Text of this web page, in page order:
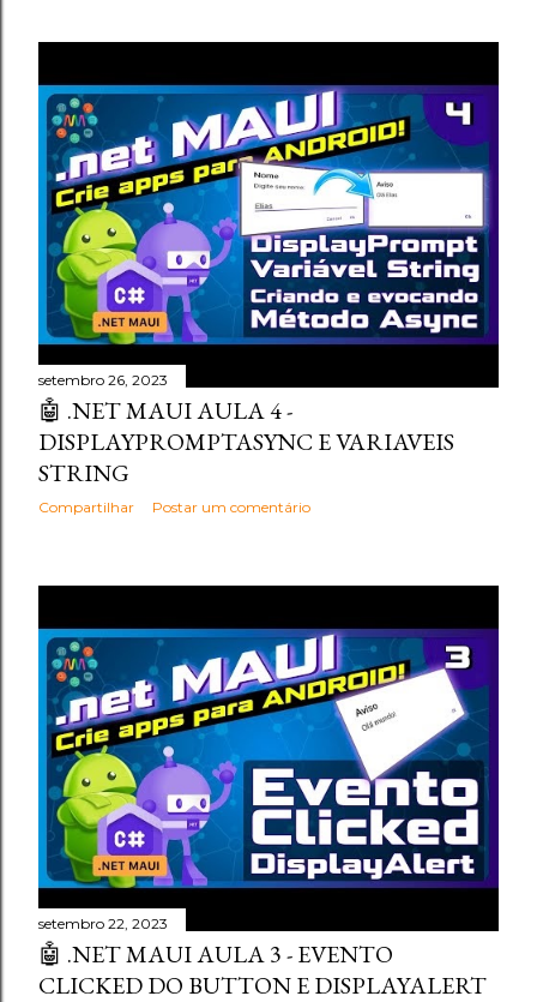
setembro 26, 2023
🤖 .NET MAUI AULA 4 -
DISPLAYPROMPTASYNC E VARIAVEIS
STRING
Compartilhar Postar um comentário
setembro 22, 2023
🤖 .NET MAUI AULA 3 - EVENTO
CLICKED DO BUTTON E DISPLAYALERT